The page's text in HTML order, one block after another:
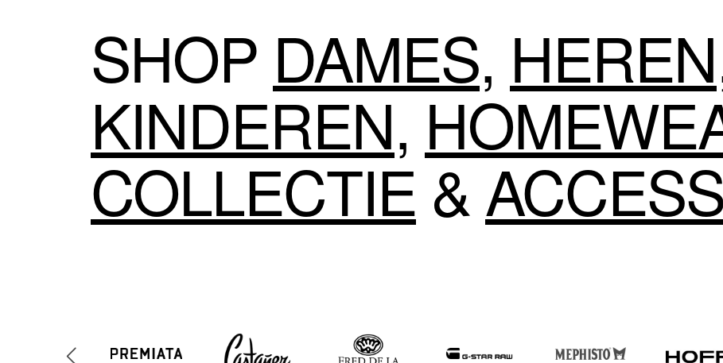
SHOP DAMES, HEREN
KINDEREN,
COLLECTIE &